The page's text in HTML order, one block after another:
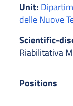
Unit:
delle Nuove
Scientific-
Riabilitativa
Positions